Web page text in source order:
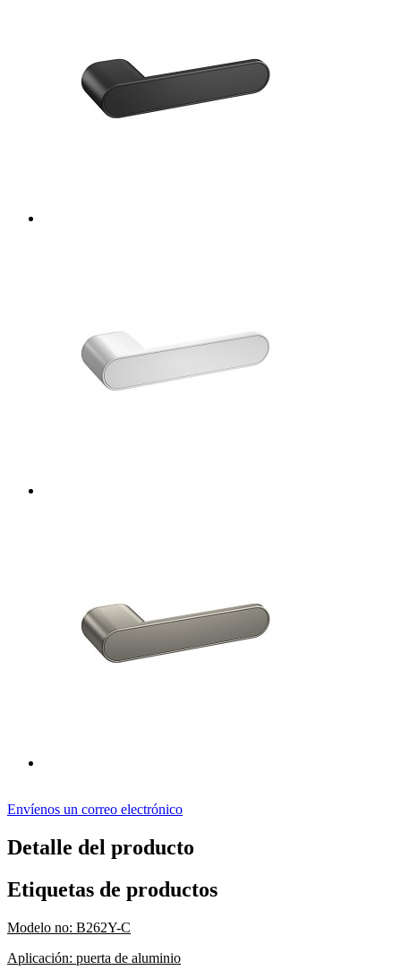
Envíenos un correo electrónico
Detalle del producto
Etiquetas de productos
Modelo no: B262Y-C
Aplicación: puerta de aluminio